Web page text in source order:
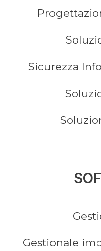
Sicurezza
Gestionale